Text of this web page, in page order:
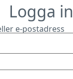
Logga in
e-postadress